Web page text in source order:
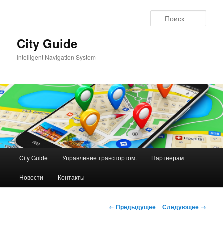
City Guide
Intelligent Navigation System
City Guide Управление транспортом. Партнерам
Новости Контакты
Навигация
← Предыдущее Следующее →